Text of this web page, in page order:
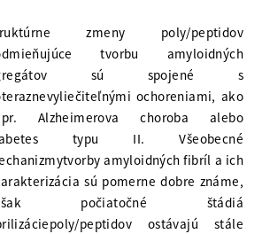
zmeny poly/peptidov
tvorbu amyloidných
sú spojené s
ochoreniami, ako
Alzheimerova choroba alebo
typu II. Všeobecné
amyloidných fibríl a ich
sú pomerne dobre známe,
počiatočné štádiá
peptidov ostávajú stále